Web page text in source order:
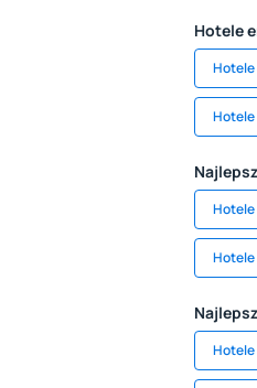
Hotele
Hotele
Hotele
Hotele
Hotele